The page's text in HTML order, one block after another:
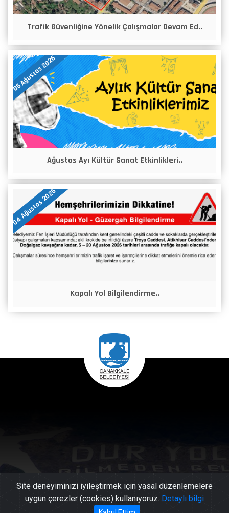
Trafik Güvenliğine Yönelik Çalışmalar Devam Ed..
05 Ağustos 2026
Ağustos Ayı Kültür Sanat Etkinlikleri..
04 Ağustos 2026
Kapalı Yol Bilgilendirme..
Site deneyiminizi iyileştirmek için yasal düzenlemelere
uygun çerezler (cookies) kullanıyoruz. Detaylı bilgi